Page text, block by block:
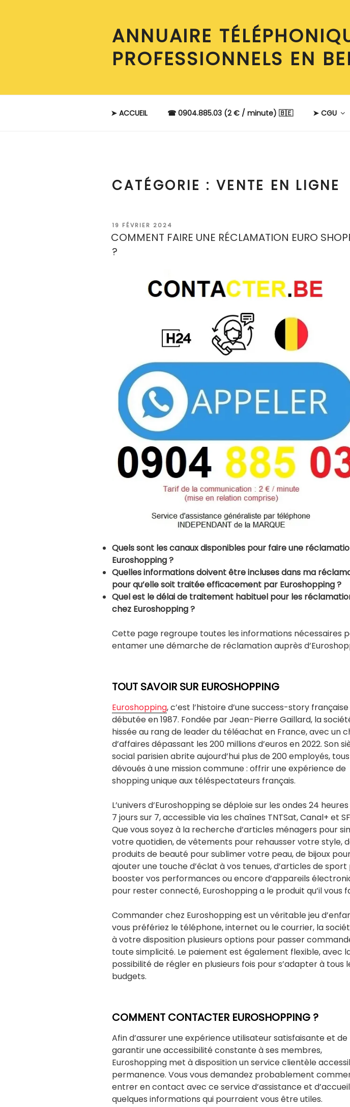
ANNUAIRE
PROFESSIONNELS EN
➤ ACCUEIL ☎ 0904.885.03 (2 € / minute) 🇧🇪 ➤ CGU
CATÉGORIE : VENTE EN LIGNE
PUBLIÉ
LE
19 FÉVRIER 2024
COMMENT FAIRE UNE RÉCLAMATION EURO
?
Quels sont les canaux disponibles pour faire une
Euroshopping ?
Quelles informations doivent être incluses dans ma
pour qu’elle soit traitée efficacement par Euroshopping ?
Quel est le délai de traitement habituel pour les
chez Euroshopping ?
Cette page regroupe toutes les informations nécessaires
entamer une démarche de réclamation auprès
TOUT SAVOIR SUR EUROSHOPPING
Euroshopping, c’est l’histoire d’une success-story française
débutée en 1987. Fondée par Jean-Pierre Gaillard, la
hissée au rang de leader du téléachat en France, avec un
d’affaires dépassant les 200 millions d’euros en 2022. Son
social parisien abrite aujourd’hui plus de 200 employés, tous
dévoués à une mission commune : offrir une expérience de
shopping unique aux téléspectateurs français.
L’univers d’Euroshopping se déploie sur les ondes 24
7 jours sur 7, accessible via les chaînes TNTSat, Canal+ et
Que vous soyez à la recherche d’articles ménagers pour
votre quotidien, de vêtements pour rehausser votre style,
produits de beauté pour sublimer votre peau, de bijoux
ajouter une touche d’éclat à vos tenues, d’articles de sport
booster vos performances ou encore d’appareils
pour rester connecté, Euroshopping a le produit qu’il vous
Commander chez Euroshopping est un véritable jeu
vous préfériez le téléphone, internet ou le courrier, la
à votre disposition plusieurs options pour passer
toute simplicité. Le paiement est également flexible, avec
possibilité de régler en plusieurs fois pour s’adapter à tous
budgets.
COMMENT CONTACTER EUROSHOPPING ?
Afin d’assurer une expérience utilisateur satisfaisante et de
garantir une accessibilité constante à ses membres,
Euroshopping met à disposition un service clientèle
permanence. Vous vous demandez probablement
entrer en contact avec ce service d’assistance et
quelques informations qui pourraient vous être utiles.